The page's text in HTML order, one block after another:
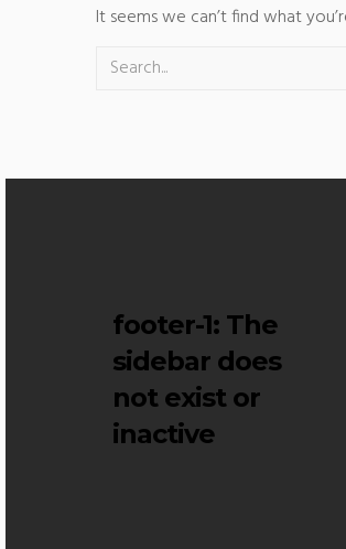
It seems we can’t find what
footer-1: The
sidebar does
not exist or
inactive